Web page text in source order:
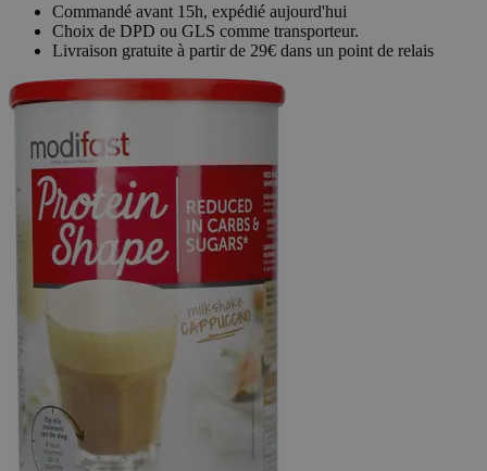
Commandé avant 15h, expédié aujourd'hui
Choix de DPD ou GLS comme transporteur.
Livraison gratuite à partir de 29€ dans un point de relais